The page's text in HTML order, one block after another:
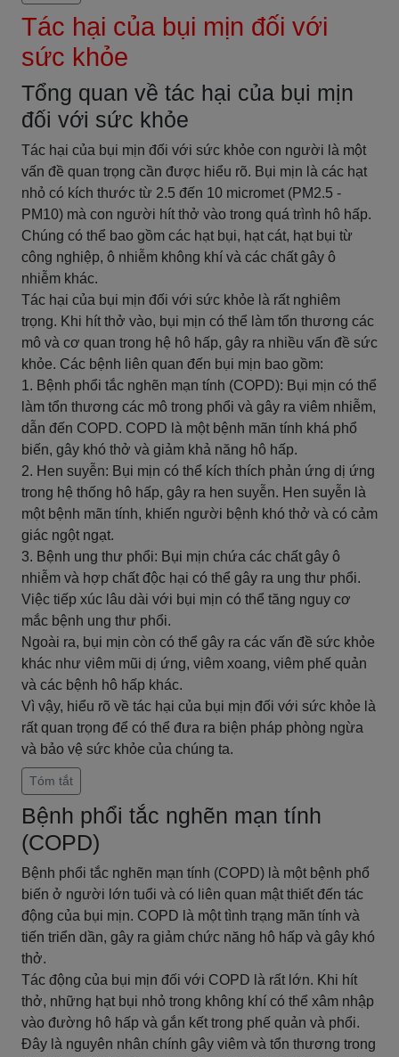
Tác hại của bụi mịn đối với
sức khỏe
Tổng quan về tác hại của bụi mịn
đối với sức khỏe
Tác hại của bụi mịn đối với sức khỏe con người là một
vấn đề quan trọng cần được hiểu rõ. Bụi mịn là các hạt
nhỏ có kích thước từ 2.5 đến 10 micromet (PM2.5 -
PM10) mà con người hít thở vào trong quá trình hô hấp.
Chúng có thể bao gồm các hạt bụi, hạt cát, hạt bụi từ
công nghiệp, ô nhiễm không khí và các chất gây ô
nhiễm khác.
Tác hại của bụi mịn đối với sức khỏe là rất nghiêm
trọng. Khi hít thở vào, bụi mịn có thể làm tổn thương các
mô và cơ quan trong hệ hô hấp, gây ra nhiều vấn đề sức
khỏe. Các bệnh liên quan đến bụi mịn bao gồm:
1. Bệnh phổi tắc nghẽn mạn tính (COPD): Bụi mịn có thể
làm tổn thương các mô trong phổi và gây ra viêm nhiễm,
dẫn đến COPD. COPD là một bệnh mãn tính khá phổ
biến, gây khó thở và giảm khả năng hô hấp.
2. Hen suyễn: Bụi mịn có thể kích thích phản ứng dị ứng
trong hệ thống hô hấp, gây ra hen suyễn. Hen suyễn là
một bệnh mãn tính, khiến người bệnh khó thở và có cảm
giác ngột ngạt.
3. Bệnh ung thư phổi: Bụi mịn chứa các chất gây ô
nhiễm và hợp chất độc hại có thể gây ra ung thư phổi.
Việc tiếp xúc lâu dài với bụi mịn có thể tăng nguy cơ
mắc bệnh ung thư phổi.
Ngoài ra, bụi mịn còn có thể gây ra các vấn đề sức khỏe
khác như viêm mũi dị ứng, viêm xoang, viêm phế quản
và các bệnh hô hấp khác.
Vì vậy, hiểu rõ về tác hại của bụi mịn đối với sức khỏe là
rất quan trọng để có thể đưa ra biện pháp phòng ngừa
và bảo vệ sức khỏe của chúng ta.
Tóm tắt
Bệnh phổi tắc nghẽn mạn tính
(COPD)
Bệnh phổi tắc nghẽn mạn tính (COPD) là một bệnh phổ
biến ở người lớn tuổi và có liên quan mật thiết đến tác
động của bụi mịn. COPD là một tình trạng mãn tính và
tiến triển dần, gây ra giảm chức năng hô hấp và gây khó
thở.
Tác động của bụi mịn đối với COPD là rất lớn. Khi hít
thở, những hạt bụi nhỏ trong không khí có thể xâm nhập
vào đường hô hấp và gắn kết trong phế quản và phổi.
Đây là nguyên nhân chính gây viêm và tổn thương trong